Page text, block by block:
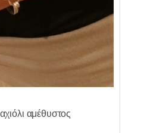
αμέθυστος